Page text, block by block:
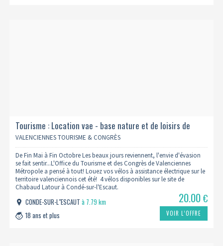
Tourisme : Location vae - base nature et de loisirs de
chabaud latour - octobre
VALENCIENNES TOURISME & CONGRÈS
De Fin Mai à Fin Octobre Les beaux jours reviennent, l'envie d'évasion
se fait sentir...L'Office du Tourisme et des Congrès de Valenciennes
Métropole a pensé à tout! Louez vos vélos à assistance électrique sur le
territoire valenciennois cet été! 4 vélos disponibles sur le site de
Chabaud Latour à Condé-sur-l'Escaut.
CONDE-SUR-L"ESCAUTà 7.79 km
18 ans et plus
20.00€
VOIR L’OFFRE